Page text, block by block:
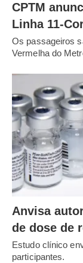
CPTM
Linha 11-
Os passageiros
Vermelha do
Anvisa
de dose de
Estudo clínico
participantes.